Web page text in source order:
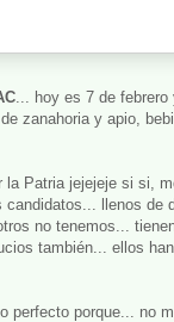
... hoy es 7 de
zanahoria y apio,
Patria jejejeje si si,
llenos de
no tenemos...
también... ellos
perfecto porque... no